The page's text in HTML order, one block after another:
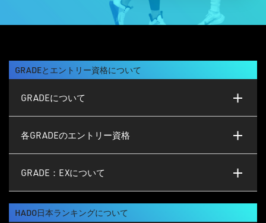
GRADEとエントリー資格について
GRADEについて
各GRADEのエントリー資格
GRADE：EXについて
HADO日本ランキングについて